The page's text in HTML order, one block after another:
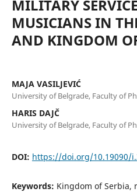
MILITARY
MUSICIANS IN
AND KINGDOM
MAJA VASILJEVIĆ
University of Belgrade, Faculty of
HARIS DAJČ
University of Belgrade, Faculty of
DOI: https://doi.org/10.19090/
Keywords: Kingdom of Serbia,